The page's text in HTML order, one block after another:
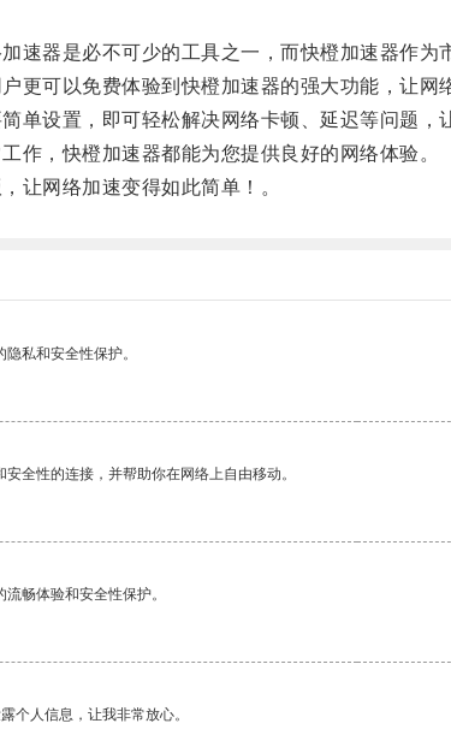
器是必不可少的工具之一，而快橙加速器作为
可以免费体验到快橙加速器的强大功能，让网
设置，即可轻松解决网络卡顿、延迟等问题，
，快橙加速器都能为您提供良好的网络体验。
网络加速变得如此简单！。
私和安全性保护。
全性的连接，并帮助你在网络上自由移动。
畅体验和安全性保护。
个人信息，让我非常放心。